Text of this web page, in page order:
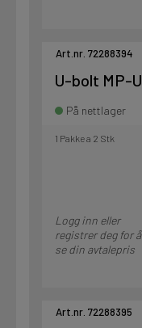
Art.nr. 72288394
U-bolt MP-
På nettlager
1 Pakke a 2 Stk
Logg inn eller
registrer deg for å
se din avtalepris
Art.nr. 72288395